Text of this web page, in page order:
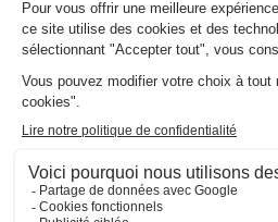
A propos 👇
Suivez-nous 👇
Infos légales 👇